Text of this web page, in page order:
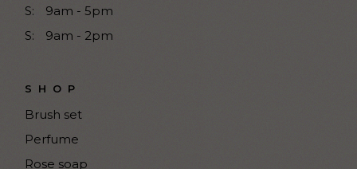
S:
9am - 5pm
S:
9am - 2pm
SHOP
Brush set
Perfume
Rose soap